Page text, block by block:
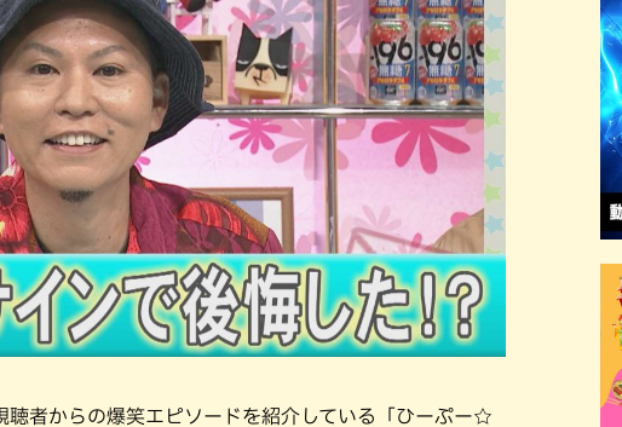
聴者からの爆笑エピソードを紹介している「ひーぷー☆